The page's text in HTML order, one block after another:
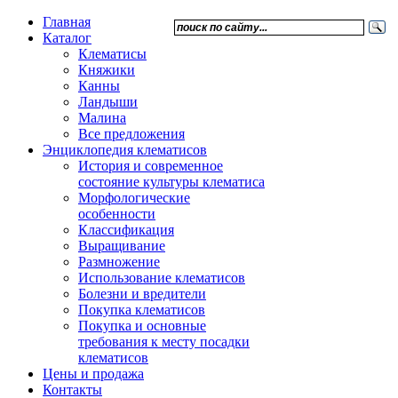
Главная
Каталог
Клематисы
Княжики
Канны
Ландыши
Малина
Все предложения
Энциклопедия клематисов
История и современное
состояние культуры клематиса
Морфологические
особенности
Классификация
Выращивание
Размножение
Использование клематисов
Болезни и вредители
Покупка клематисов
Покупка и основные
требования к месту посадки
клематисов
Цены и продажа
Контакты